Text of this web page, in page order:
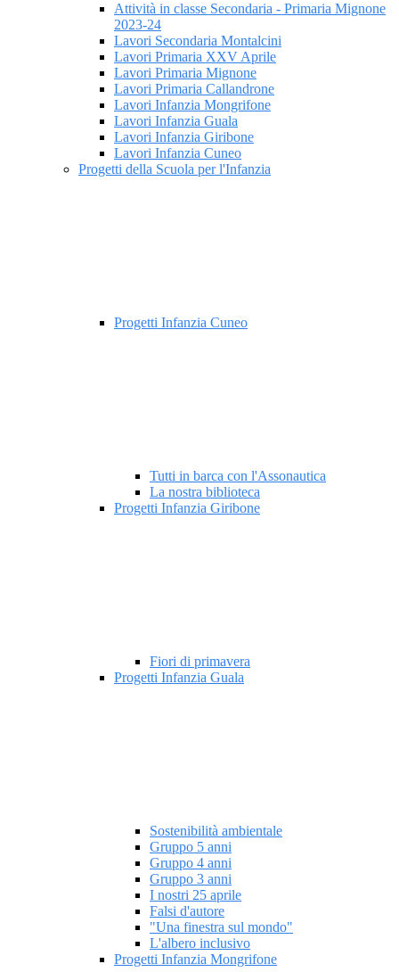
Attività in classe Secondaria - Primaria Mignone
2023-24
Lavori Secondaria Montalcini
Lavori Primaria XXV Aprile
Lavori Primaria Mignone
Lavori Primaria Callandrone
Lavori Infanzia Mongrifone
Lavori Infanzia Guala
Lavori Infanzia Giribone
Lavori Infanzia Cuneo
Progetti della Scuola per l'Infanzia
Progetti Infanzia Cuneo
Tutti in barca con l'Assonautica
La nostra biblioteca
Progetti Infanzia Giribone
Fiori di primavera
Progetti Infanzia Guala
Sostenibilità ambientale
Gruppo 5 anni
Gruppo 4 anni
Gruppo 3 anni
I nostri 25 aprile
Falsi d'autore
"Una finestra sul mondo"
L'albero inclusivo
Progetti Infanzia Mongrifone